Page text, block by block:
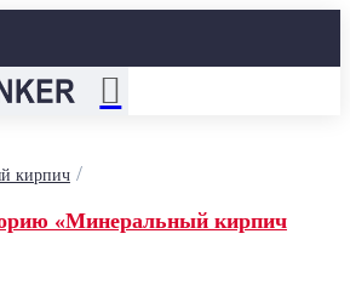
кирпич/
«Минеральный кирпич